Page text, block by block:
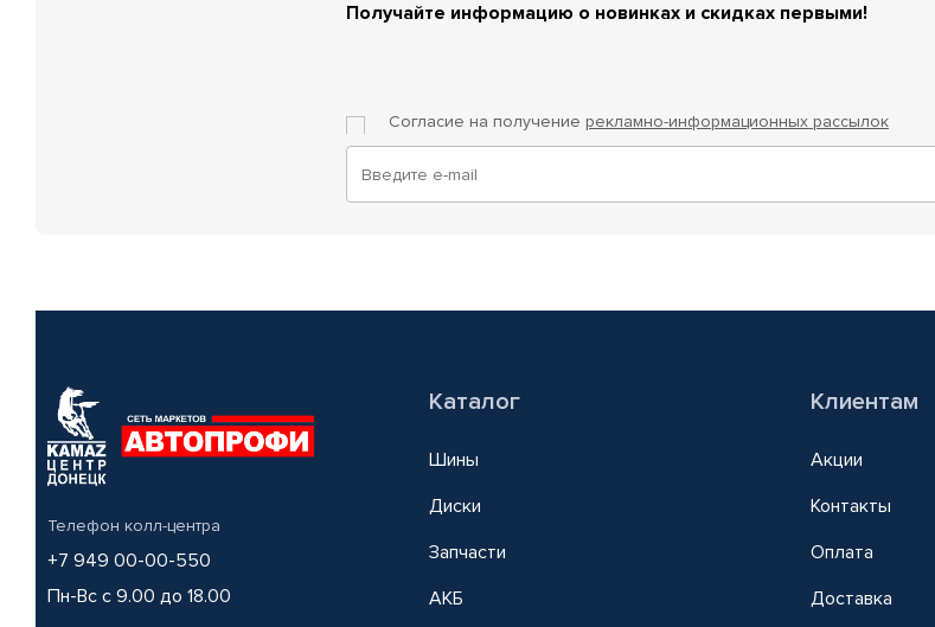
Получайте информацию о новинках и скидках первыми!
Согласие на получение рекламно-информационных рассылок
Телефон колл-центра
+7 949 00-00-550
Пн-Вс с 9.00 до 18.00
Каталог
Шины
Диски
Запчасти
АКБ
Клиентам
Акции
Контакты
Оплата
Доставка